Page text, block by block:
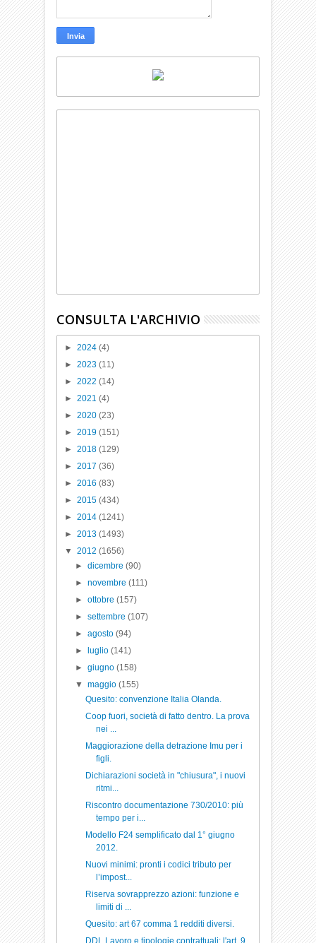
CONSULTA L'ARCHIVIO
►2024(4)
►2023(11)
►2022(14)
►2021(4)
►2020(23)
►2019(151)
►2018(129)
►2017(36)
►2016(83)
►2015(434)
►2014(1241)
►2013(1493)
▼2012(1656)
► dicembre (90)
► novembre (111)
► ottobre (157)
► settembre (107)
► agosto (94)
►
luglio (141)
► giugno (158)
▼ maggio (155)
Quesito: convenzione Italia Olanda.
Coop fuori, società di fatto dentro. La prova
nei ...
Maggiorazione della detrazione Imu per i
figli.
Dichiarazioni società in "chiusura", i nuovi
ritmi...
Riscontro documentazione 730/2010: più
tempo per i...
Modello F24 semplificato dal 1° giugno
2012.
Nuovi minimi: pronti i codici tributo per
l’impost...
Riserva sovrapprezzo azioni: funzione e
limiti di ...
Quesito: art 67 comma 1 redditi diversi.
DDL Lavoro e tipologie contrattuali: l'art. 9